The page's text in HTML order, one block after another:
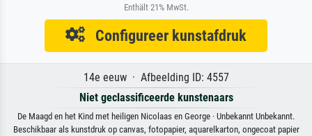
Enthält 21% MwSt.
Configureer kunstafdruk
14e eeuw · Afbeelding ID: 4557
Niet geclassificeerde kunstenaars
De Maagd en het Kind met heiligen Nicolaas en George · Unbekannt Unbekannt.
Beschikbaar als kunstdruk op canvas, fotopapier, aquarelkarton, ongecoat papier